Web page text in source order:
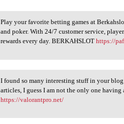
Play your favorite betting
Play your favorite betting games at
and poker. With 24/7 customer service,
rewards every day. BERKAHSLOThttps://
I found so many interesting
I found so many interesting stuff in your
articles, I guess I am not the only one
https://valorantpro.net/